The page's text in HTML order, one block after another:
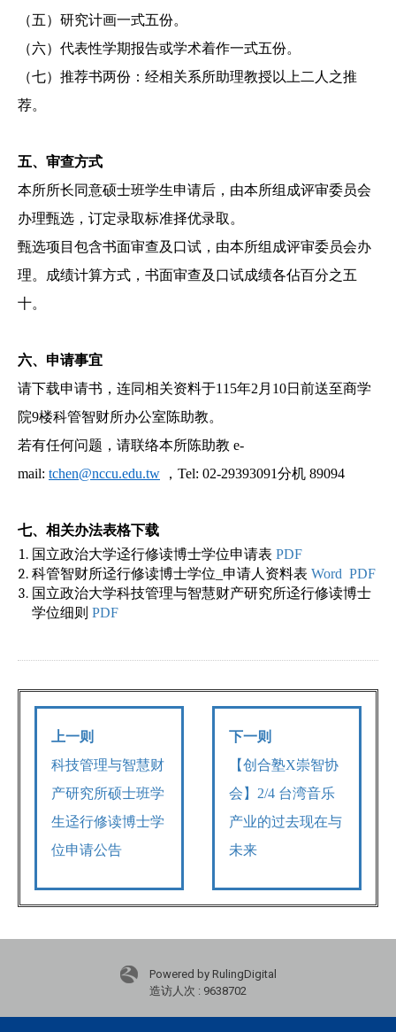
（五） 研究计画一式五份。
（六） 代表性学期报告或学术着作一式五份。
（七） 推荐书两份：经相关系所助理教授以上二人之推
荐。
五、 审查方式
本所所长同意硕士班学生申请后，由本所组成评审委员会
办理甄选，订定录取标准择优录取。
甄选项目包含书面审查及口试，由本所组成评审委员会办
理。成绩计算方式，书面审查及口试成绩各佔百分之五
十。
六、 申请事宜
请下载申请书，连同相关资料于115年2月10日前送至商学
院9楼科管智财所办公室陈助教。
若有任何问题，请联络本所陈助教 e-
mail: tchen@nccu.edu.tw ， Tel: 02-29393091分机 89094
七、 相关办法表格下载
国立政治大学迳行修读博士学位申请表 PDF
科管智财所迳行修读博士学位_申请人资料表 Word PDF
国立政治大学科技管理与智慧财产研究所迳行修读博士
学位细则 PDF
上一则
科技管理与智慧财
产研究所硕士班学
生迳行修读博士学
位申请公告
下一则
【创合塾X崇智协
会】2/4 台湾音乐
产业的过去现在与
未来
Powered by RulingDigital
造访人次 : 9638702